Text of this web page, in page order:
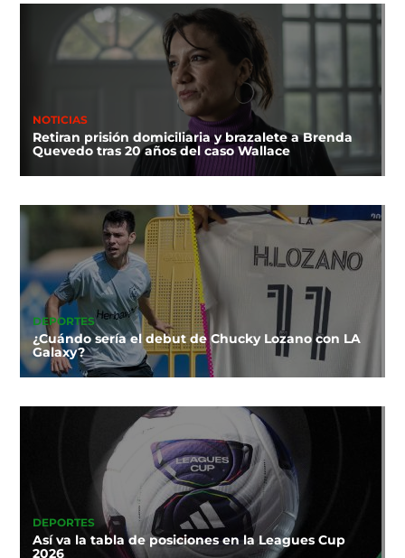
NOTICIAS
Retiran prisión domiciliaria y brazalete a Brenda
Quevedo tras 20 años del caso Wallace
DEPORTES
¿Cuándo sería el debut de Chucky Lozano con LA
Galaxy?
DEPORTES
Así va la tabla de posiciones en la Leagues Cup
2026